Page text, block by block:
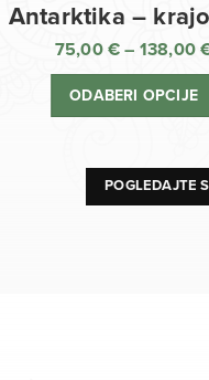
Antarktika –
75,00 € – 138,00
ODABERI OPCIJE
POGLEDAJTE